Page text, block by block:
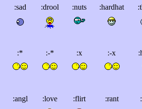
:sad :drool :nuts :hardhat
:* :-* :x :-x
:angl :love :flirt :rant